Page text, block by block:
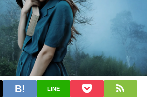
LINE